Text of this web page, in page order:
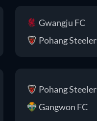
Gwangju FC
Pohang
Pohang
Gangwon FC